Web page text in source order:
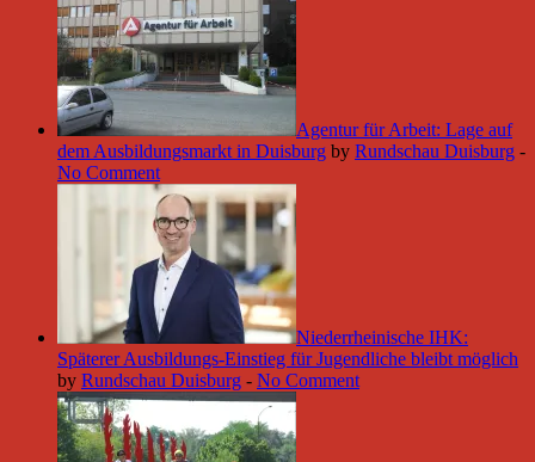
Agentur für Arbeit: Lage auf
dem Ausbildungsmarkt in Duisburg by Rundschau Duisburg -
No Comment
Niederrheinische IHK:
Späterer Ausbildungs-Einstieg für Jugendliche bleibt möglich
by Rundschau Duisburg - No Comment